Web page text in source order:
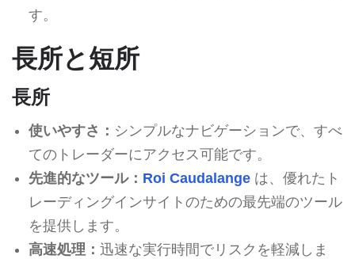
す。
長所と短所
長所
使いやすさ： シンプルなナビゲーションで、すべ
てのトレーダーにアクセス可能です。
先進的なツール： Roi Caudalangeは、優れたト
レーディングインサイトのための最先端のツール
を提供します。
高速処理： 迅速な実行時間でリスクを軽減しま